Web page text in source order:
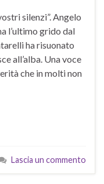
silenzi”. Angelo
l’ultimo grido dal
ha risuonato
all’alba. Una voce
che in molti non
Lascia un commento